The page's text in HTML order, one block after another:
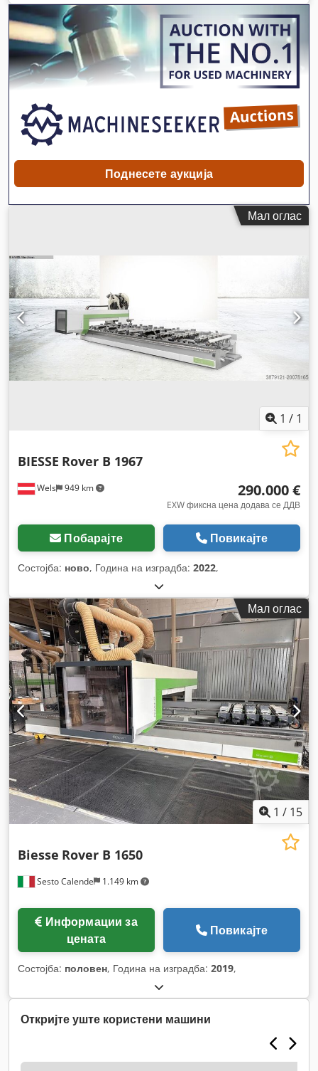
Поднесете аукција
Мал оглас
1 / 1
Wels 949 km
BIESSE Rover B 1967
290.000 €
EXW фиксна цена додава се ДДВ
Побарајте Повикајте
Состојба: ново, Година на изградба: 2022,
Мал оглас
1 / 15
Sesto Calende 1.149 km
Biesse Rover B 1650
цената
Повикајте
Состојба: половен, Година на изградба: 2019,
Откријте уште користени машини